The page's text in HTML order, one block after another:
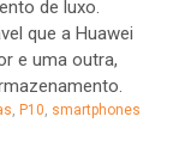
de luxo.
que a Huawei
e uma outra,
, P10, smartphones